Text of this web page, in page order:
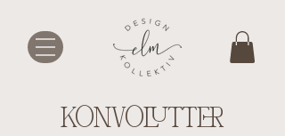
KONVOLUTTER